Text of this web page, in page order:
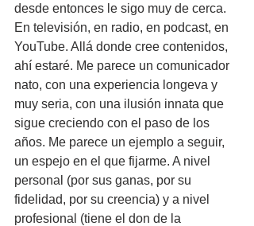
desde entonces le sigo muy de cerca.
En televisión, en radio, en podcast, en
YouTube. Allá donde cree contenidos,
ahí estaré. Me parece un comunicador
nato, con una experiencia longeva y
muy seria, con una ilusión innata que
sigue creciendo con el paso de los
años. Me parece un ejemplo a seguir,
un espejo en el que fijarme. A nivel
personal (por sus ganas, por su
fidelidad, por su creencia) y a nivel
profesional (tiene el don de la